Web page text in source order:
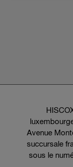
Avenue
succursale
sous le